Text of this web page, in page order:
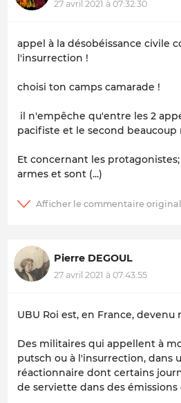
27 avril 2021 à 07:32:30
appel à la désobéissance civile
l'insurrection !
choisi ton camps camarade !
il n'empêche qu'entre les 2
pacifiste et le second beaucoup
Et concernant les
armes et sont (...)
Pierre DEGOUL
27 avril 2021 à 07:43:55
UBU Roi est, en France, devenu
Des militaires qui appellent à
putsch ou à l'insurrection, dans
réactionnaire dont certains
de serviette dans des émissions